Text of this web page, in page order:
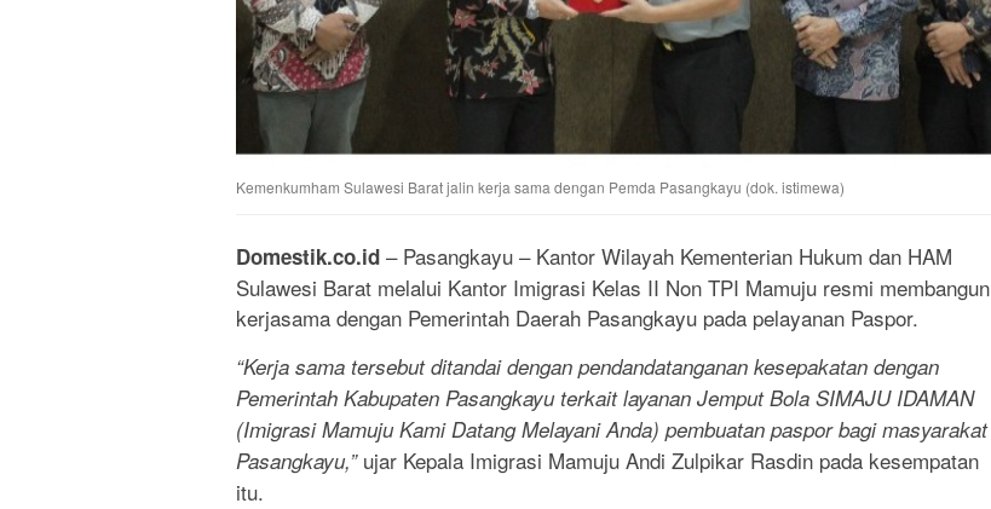
Kemenkumham Sulawesi Barat jalin kerja sama dengan Pemda Pasangkayu (dok. istimewa)
Domestik.co.id – Pasangkayu – Kantor Wilayah Kementerian Hukum dan HAM
Sulawesi Barat melalui Kantor Imigrasi Kelas II Non TPI Mamuju resmi membangun
kerjasama dengan Pemerintah Daerah Pasangkayu pada pelayanan Paspor.
“Kerja sama tersebut ditandai dengan pendandatanganan kesepakatan dengan
Pemerintah Kabupaten Pasangkayu terkait layanan Jemput Bola SIMAJU IDAMAN
(Imigrasi Mamuju Kami Datang Melayani Anda) pembuatan paspor bagi masyarakat
Pasangkayu,”ujar Kepala Imigrasi Mamuju Andi Zulpikar Rasdin pada kesempatan
itu.